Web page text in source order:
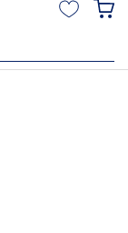
สิทธิพิเศษสำหรับ